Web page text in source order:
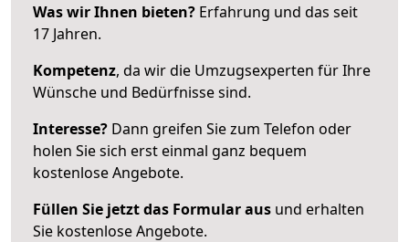
Was wir Ihnen bieten? Erfahrung und das seit
17 Jahren.
Kompetenz, da wir die Umzugsexperten für Ihre
Wünsche und Bedürfnisse sind.
Interesse? Dann greifen Sie zum Telefon oder
holen Sie sich erst einmal ganz bequem
kostenlose Angebote.
Füllen Sie jetzt das Formular aus und erhalten
Sie kostenlose Angebote.